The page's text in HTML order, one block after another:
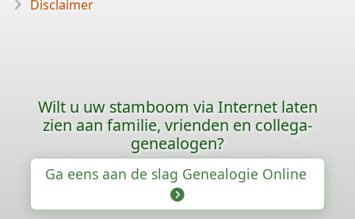
Disclaimer
Wilt u uw stamboom via Internet laten
zien aan familie, vrienden en collega-
genealogen?
Ga eens aan de slag Genealogie Online